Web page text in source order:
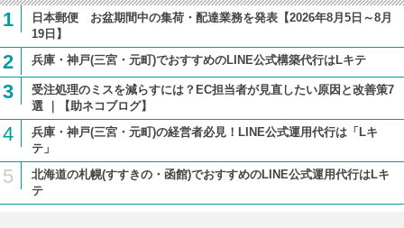
1
日本郵便 お盆期間中の集荷・配達業務を発表【2026年8月5日～8月
19日】
2 兵庫・神戸(三宮・元町)でおすすめのLINE公式構築代行はLキテ
3
受注処理のミスを減らすには？EC担当者が見直したい原因と改善策7
選 ｜【助ネコブログ】
4
兵庫・神戸(三宮・元町)の経営者必見！LINE公式運用代行は「Lキ
テ」
5
北海道の札幌(すすきの・函館)でおすすめのLINE公式運用代行はLキ
テ